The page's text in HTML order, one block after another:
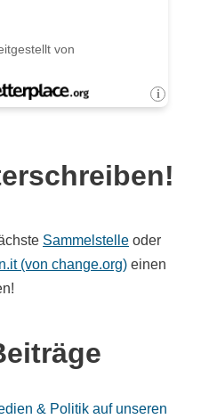
Sammelstelle oder
(von change.org) einen
& Politik auf unseren